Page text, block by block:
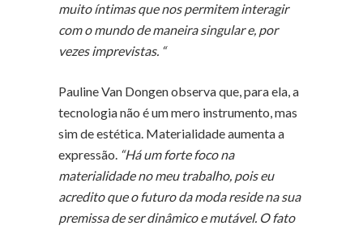
muito íntimas que nos permitem interagir
com o mundo de maneira singular e, por
vezes imprevistas. “
Pauline Van Dongen observa que, para ela, a
tecnologia não é um mero instrumento, mas
sim de estética. Materialidade aumenta a
expressão. “Há um forte foco na
materialidade no meu trabalho, pois eu
acredito que o futuro da moda reside na sua
premissa de ser dinâmico e mutável. O fato